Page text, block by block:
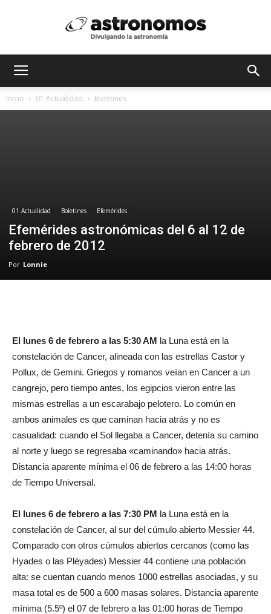
Inicio 01 Actualidad Boletines
01 Actualidad Boletines Efemérides
Efemérides astronómicas del 6 al 12 de
febrero de 2012
Por Lonnie
El lunes 6 de febrero a las 5:30 AM la Luna está en la
constelación de Cancer, alineada con las estrellas Castor y
Pollux, de Gemini. Griegos y romanos veían en Cancer a un
cangrejo, pero tiempo antes, los egipcios vieron entre las
mismas estrellas a un escarabajo pelotero. Lo común en
ambos animales es que caminan hacia atrás y no es
casualidad: cuando el Sol llegaba a Cancer, detenía su camino
al norte y luego se regresaba «caminando» hacia atrás.
Distancia aparente mínima el 06 de febrero a las 14:00 horas
de Tiempo Universal.
El lunes 6 de febrero a las 7:30 PM la Luna está en la
constelación de Cancer, al sur del cúmulo abierto Messier 44.
Comparado con otros cúmulos abiertos cercanos (como las
Hyades o las Pléyades) Messier 44 contiene una población
alta: se cuentan cuando menos 1000 estrellas asociadas, y su
masa total es de 500 a 600 masas solares. Distancia aparente
mínima (5.5º) el 07 de febrero a las 01:00 horas de Tiempo